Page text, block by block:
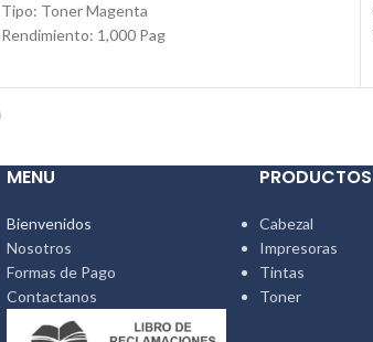
Tipo: Toner Magenta
Rendimiento: 1,000 Pag
Producto: Original
MENU
Bienvenidos
Nosotros
Formas de Pago
Contactanos
PRODUCTOS
Cabezal
Impresoras
Tintas
Toner